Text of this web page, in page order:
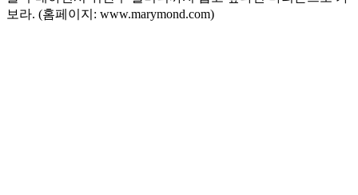
보라. (홈페이지: www.marymond.com)